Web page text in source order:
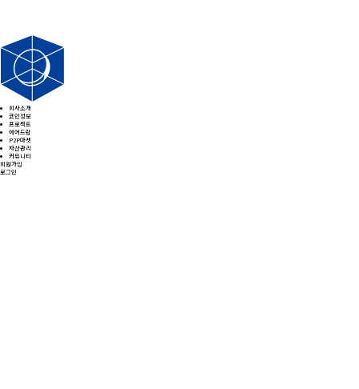
회사소개
코인정보
프로젝트
에어드랍
P2P마켓
자산관리
커뮤니티
회원가입
로그인